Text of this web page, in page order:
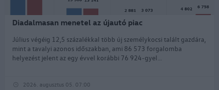
Diadalmasan menetel az újautó piac
2026. augusztus 05. 07:00
Július végéig 12,5 százalékkal több új személykocsi talált gazdára,
mint a tavalyi azonos időszakban, ami 86 573 forgalomba
helyezést jelent az egy évvel korábbi 76 924-gyel...